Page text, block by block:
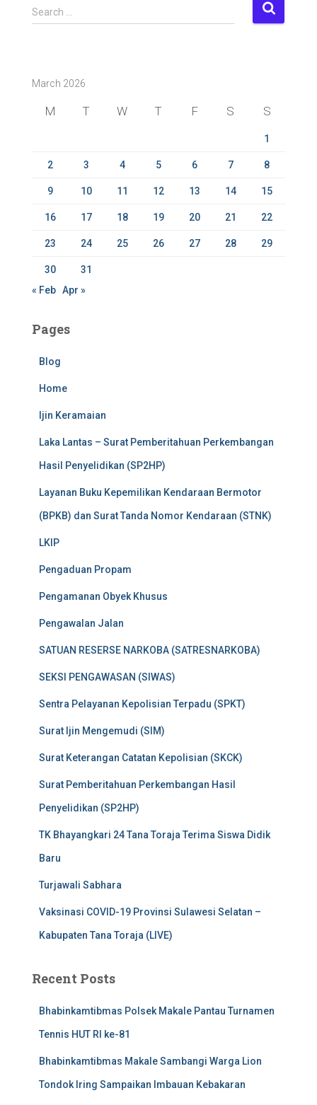
S
e
h
Search …
March 2026
M T W T F S S
1
2 3 4 5 6 7 8
9 10 11 12 13 14 15
16 17 18 19 20 21 22
23 24 25 26 27 28 29
30
31
« Feb Apr »
Pages
Blog
Home
Ijin Keramaian
Laka Lantas – Surat Pemberitahuan Perkembangan
Hasil Penyelidikan (SP2HP)
Layanan Buku Kepemilikan Kendaraan Bermotor
(BPKB) dan Surat Tanda Nomor Kendaraan (STNK)
LKIP
Pengaduan Propam
Pengamanan Obyek Khusus
Pengawalan Jalan
SATUAN RESERSE NARKOBA (SATRESNARKOBA)
SEKSI PENGAWASAN (SIWAS)
Sentra Pelayanan Kepolisian Terpadu (SPKT)
Surat Ijin Mengemudi (SIM)
Surat Keterangan Catatan Kepolisian (SKCK)
Surat Pemberitahuan Perkembangan Hasil
Penyelidikan (SP2HP)
TK Bhayangkari 24 Tana Toraja Terima Siswa Didik
Baru
Turjawali Sabhara
Vaksinasi COVID-19 Provinsi Sulawesi Selatan –
Kabupaten Tana Toraja (LIVE)
Recent Posts
Bhabinkamtibmas Polsek Makale Pantau Turnamen
Tennis HUT RI ke-81
Bhabinkamtibmas Makale Sambangi Warga Lion
Tondok Iring Sampaikan Imbauan Kebakaran